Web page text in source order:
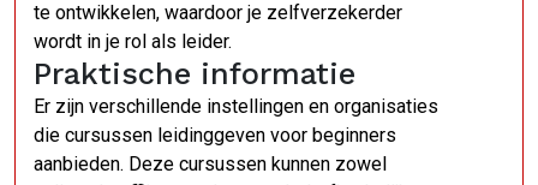
te ontwikkelen, waardoor je zelfverzekerder
wordt in je rol als leider.
Praktische informatie
Er zijn verschillende instellingen en organisaties
die cursussen leidinggeven voor beginners
aanbieden. Deze cursussen kunnen zowel